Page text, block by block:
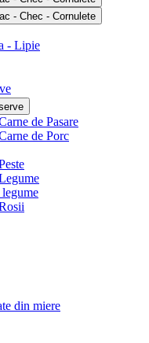
- Chec - Cornulete
- Lipie
de Pasare
de Porc
din miere